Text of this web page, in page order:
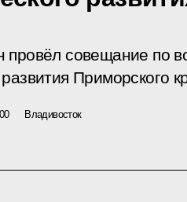
провёл совещание по
Приморского
Владивосток